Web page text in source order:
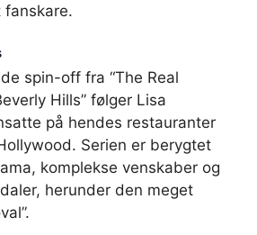
fanskare.
spin-off fra “The Real
Hills” følger Lisa
på hendes restauranter
Serien er berygtet
komplekse venskaber og
herunder den meget